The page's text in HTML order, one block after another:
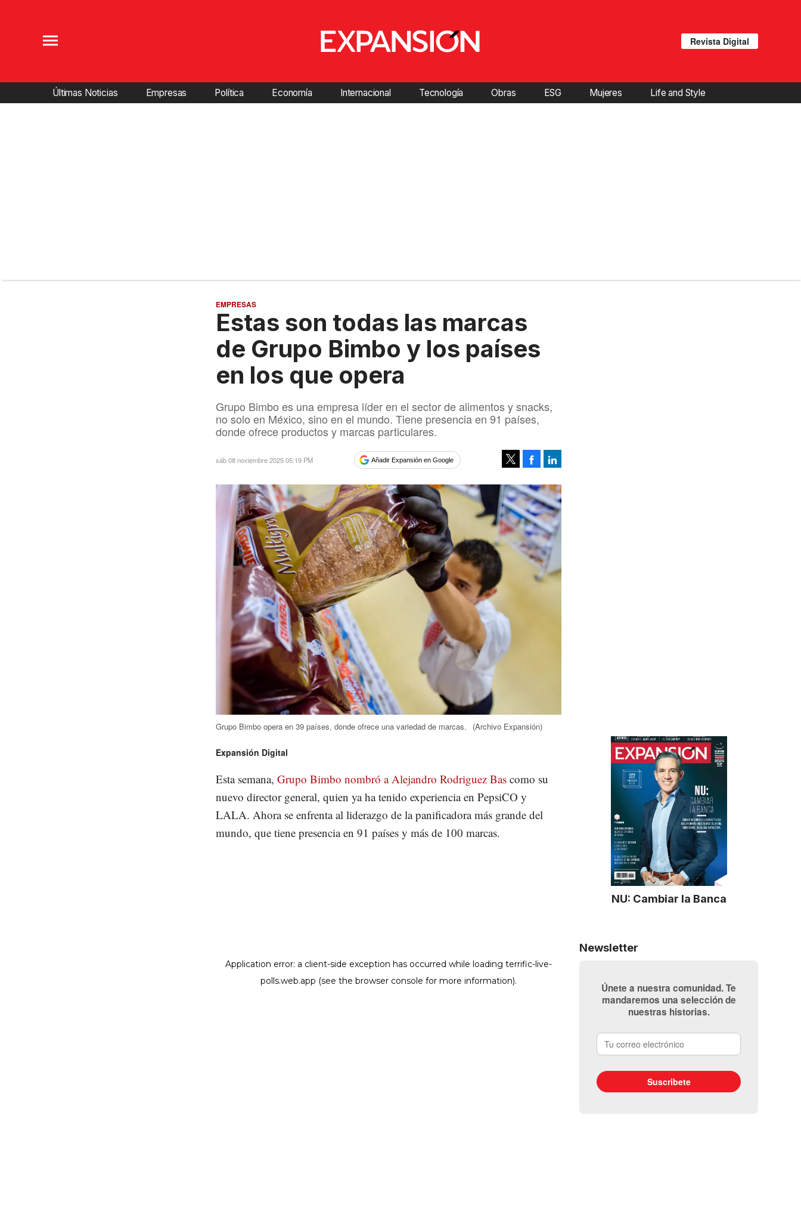
Revista Digital
Últimas Noticias Empresas Política Economía Internacional Tecnología Obras ESG Mujeres Life and Style
NU: Cambiar la Banca
Newsletter
Únete a nuestra comunidad. Te
mandaremos una selección de
nuestras historias.
EMPRESAS
Estas son todas las marcas
de Grupo Bimbo y los países
en los que opera
Grupo Bimbo es una empresa líder en el sector de alimentos y snacks,
no solo en México, sino en el mundo. Tiene presencia en 91 países,
donde ofrece productos y marcas particulares.
sáb 08 noviembre 2025 05:19 PM Añadir Expansión en Google Facebook
Grupo Bimbo opera en 39 países, donde ofrece una variedad de marcas. (Archivo Expansión)
Expansión Digital
Esta semana, Grupo Bimbo nombró a Alejandro Rodriguez Bas como su
nuevo director general, quien ya ha tenido experiencia en PepsiCO y
LALA. Ahora se enfrenta al liderazgo de la panificadora más grande del
mundo, que tiene presencia en 91 países y más de 100 marcas.